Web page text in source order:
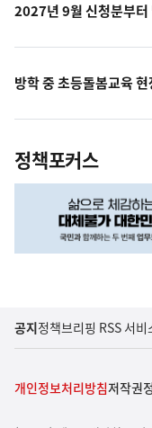
2027년 9월 신청분부
방학 중 초등돌봄교육
정책포커스
공지정책브리핑 RSS 서
개인정보처리방침저작권